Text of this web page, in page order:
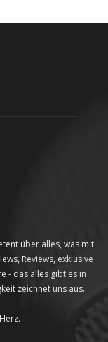
über alles, was mit
Reviews, exklusive
- das alles gibt es in
zeichnet uns aus.